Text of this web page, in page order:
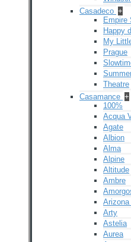
Casadeco +
Empire
Happy
My
Prague
Theatre
Casamance +
100%
Acqua
Agate
Albion
Alma
Alpine
Altitude
Ambre
Arizona
Arty
Astelia
Aurea